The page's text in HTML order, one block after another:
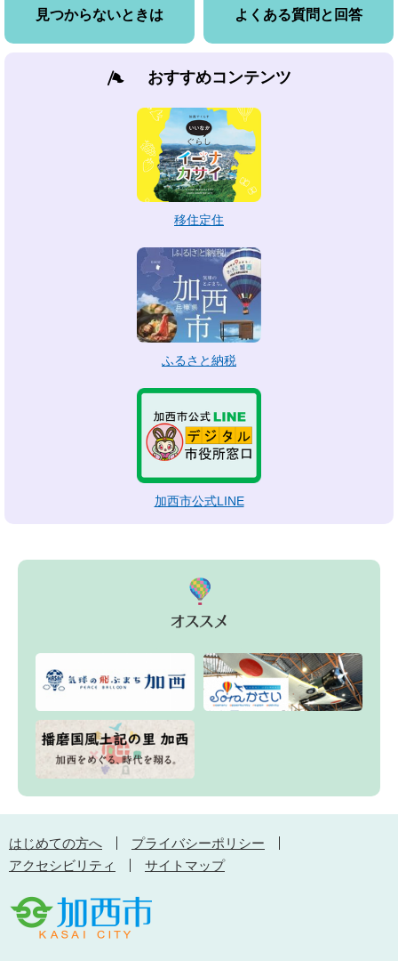
見つからないときは よくある質問と回答
おすすめコンテンツ
移住定住
ふるさと納税
加西市公式LINE
はじめての方へ
プライバシーポリシー
アクセシビリティ
サイトマップ